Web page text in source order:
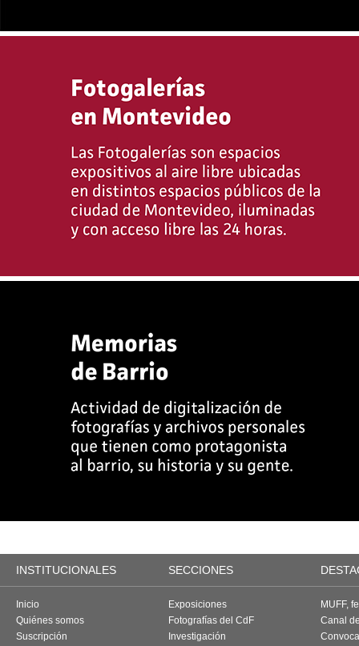
INSTITUCIONALES SECCIONES
Inicio
Quiénes somos
Suscripción
Exposiciones
Fotografías del CdF
Investigación
MUFF,
Canal